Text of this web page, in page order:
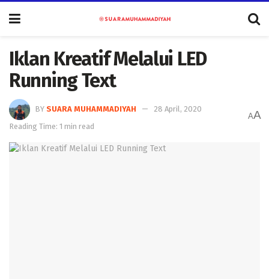
Iklan Kreatif Melalui LED
Running Text
BY SUARA MUHAMMADIYAH
28 April, 2020
Reading Time: 1 min read
AA